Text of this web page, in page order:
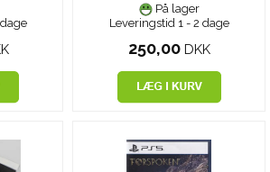
På lager
Leveringstid 1 - 2 dage
250,00 DKK